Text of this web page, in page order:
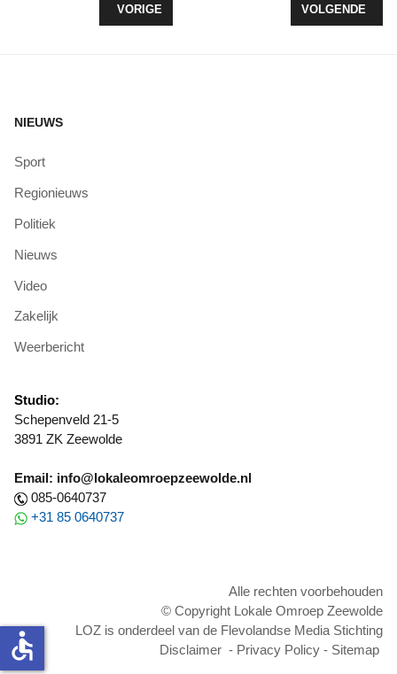
VORIG ARTIKEL: ZEEWOLDENAREN HALEN RUIM
VORIGE VOLGENDE
VOLGENDE
NIEUWS
Sport
Regionieuws
Politiek
Nieuws
Video
Zakelijk
Weerbericht
Studio:
Schepenveld 21-5
3891 ZK Zeewolde
Email: info@lokaleomroepzeewolde.nl
085-0640737
+31 85 0640737
Alle rechten voorbehouden
© Copyright Lokale Omroep Zeewolde
LOZ is onderdeel van de Flevolandse Media Stichting
Disclaimer - Privacy Policy - Sitemap
accessible